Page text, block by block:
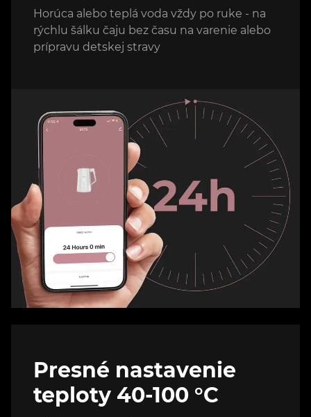
Horúca alebo teplá voda vždy po ruke - na
rýchlu šálku čaju bez času na varenie alebo
prípravu detskej stravy
Presné nastavenie
teploty 40-100 °C